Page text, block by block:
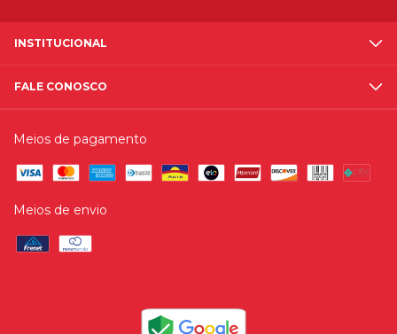
INSTITUCIONAL
FALE CONOSCO
Meios de pagamento
Meios de envio